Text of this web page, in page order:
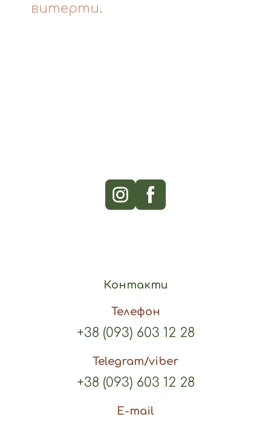
витерти.
Контакти
Телефон
+38 (093) 603 12 28
Telegram/viber
+38 (093) 603 12 28
E-mail